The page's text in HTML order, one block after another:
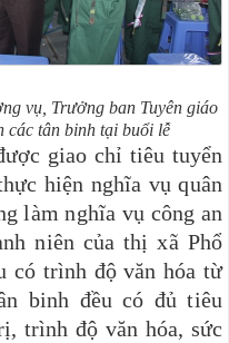
vụ, Trưởng ban Tuyên giáo
các tân binh tại buổi lễ
giao chỉ tiêu tuyển
hiện nghĩa vụ quân
làm nghĩa vụ công an
niên của thị xã Phổ
có trình độ văn hóa từ
binh đều có đủ tiêu
trình độ văn hóa, sức